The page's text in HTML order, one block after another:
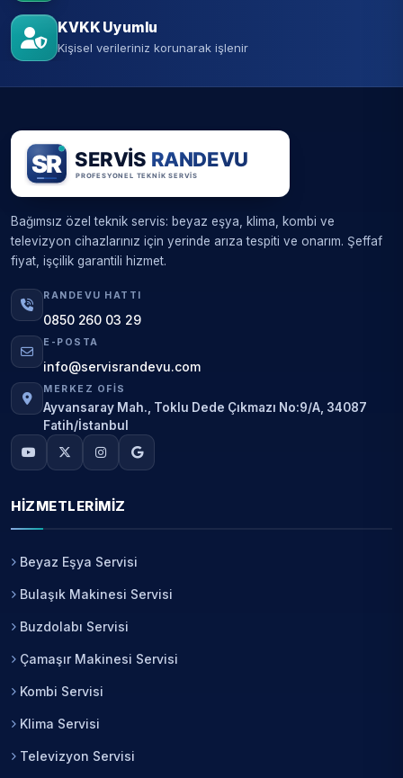
KVKK Uyumlu
Kişisel verileriniz korunarak işlenir
Bağımsız özel teknik servis: beyaz eşya, klima, kombi ve
televizyon cihazlarınız için yerinde arıza tespiti ve onarım. Şeffaf
fiyat, işçilik garantili hizmet.
RANDEVU HATTI
0850 260 03 29
E-POSTA
info@servisrandevu.com
MERKEZ OFIS
Ayvansaray Mah., Toklu Dede Çıkmazı No:9/A, 34087
Fatih/İstanbul
HIZMETLERIMIZ
Beyaz Eşya Servisi
Bulaşık Makinesi Servisi
Buzdolabı Servisi
Çamaşır Makinesi Servisi
Kombi Servisi
Klima Servisi
Televizyon Servisi